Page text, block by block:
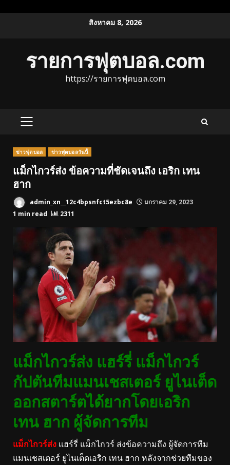
สิงหาคม 8, 2026
รายการฟุตบอล.com
https://รายการฟุตบอล.com
PRIMARY
ข่าวฟุตบอล ข่าวฟุตบอลวันนี้
แม็กไกวร์ส่ง ข้อความที่ชัดเจนถึง เอริก เทน
ฮาก
admin_xn__12c4bpsnfct5ezbc8e
มกราคม 29, 2023
1 min read
2311
แม็กไกวร์ส่ง แฮร์รี่ แม็กไกวร์
กัปตันทีมแมนเชสเตอร์ ยูไนเต็ด
ออกสตาร์ตได้ยากโดยเอริก
เทน ฮาก ผู้จัดการทีม
แม็กไกวร์ส่ง แฮร์รี่ แม็กไกวร์ ส่งข้อความถึง ผู้จัดการทีม
แมนเชสเตอร์ ยูไนเต็ดเอริก เทน ฮาก หลังจากช่วยทีมของ